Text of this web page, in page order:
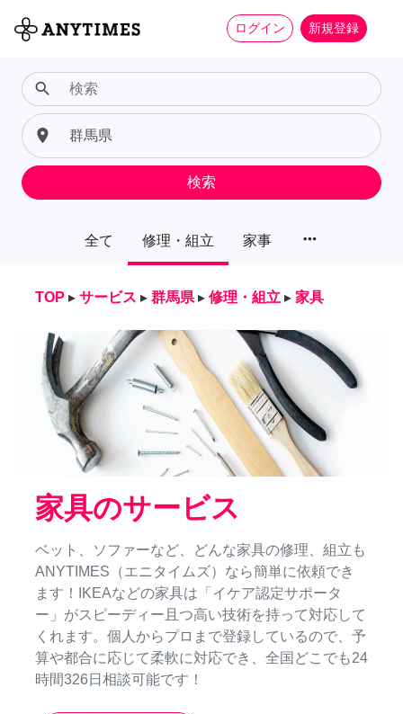
ログイン 新規登録
全て 修理・組立 家事 more_horiz
search
place
検索
TOP ▸ サービス ▸ 群馬県 ▸ 修理・組立 ▸ 家具
家具のサービス
ベット、ソファーなど、どんな家具の修理、組立も
ANYTIMES（エニタイムズ）なら簡単に依頼でき
ます！IKEAなどの家具は「イケア認定サポータ
ー」がスピーディー且つ高い技術を持って対応して
くれます。個人からプロまで登録しているので、予
算や都合に応じて柔軟に対応でき、全国どこでも24
時間326日相談可能です！